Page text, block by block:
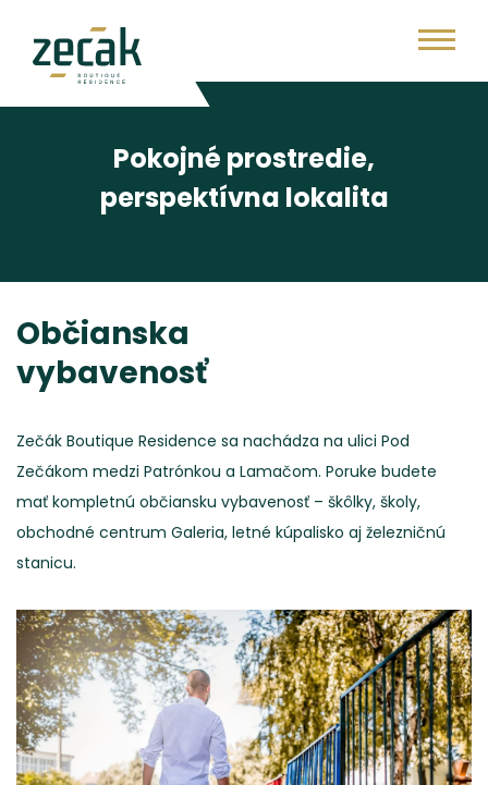
Pokojné prostredie,
perspektívna lokalita
Občianska
vybavenosť
Zečák Boutique Residence sa nachádza na ulici Pod
Zečákom medzi Patrónkou a Lamačom. Poruke budete
mať kompletnú občiansku vybavenosť – škôlky, školy,
obchodné centrum Galeria, letné kúpalisko aj železničnú
stanicu.